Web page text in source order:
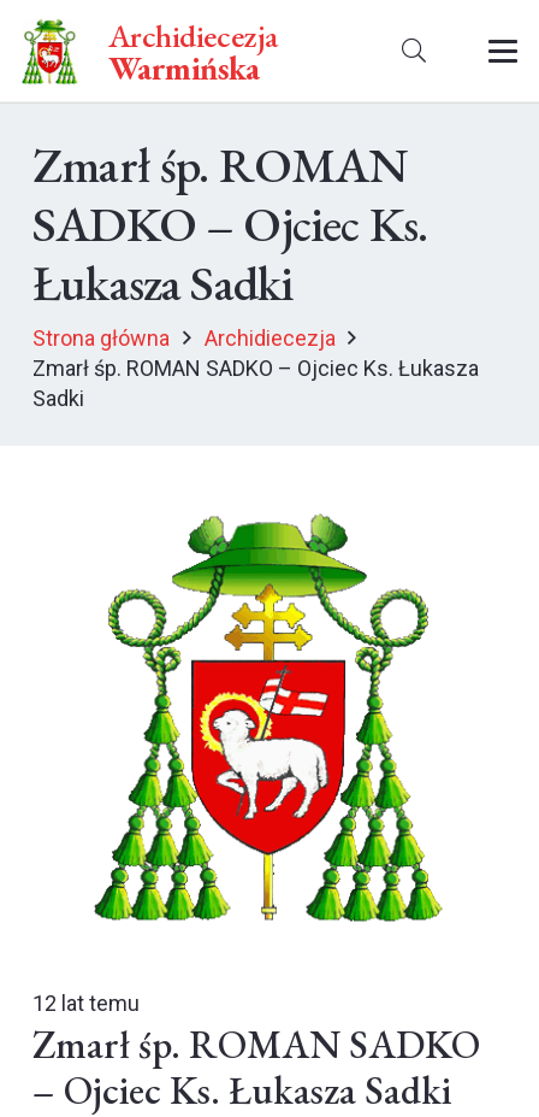
Archidiecezja
Warmińska
Zmarł śp. ROMAN
SADKO – Ojciec Ks.
Łukasza Sadki
Strona główna
Archidiecezja
Zmarł śp. ROMAN SADKO – Ojciec Ks. Łukasza
Sadki
12 lat temu
Zmarł śp. ROMAN SADKO
– Ojciec Ks. Łukasza Sadki